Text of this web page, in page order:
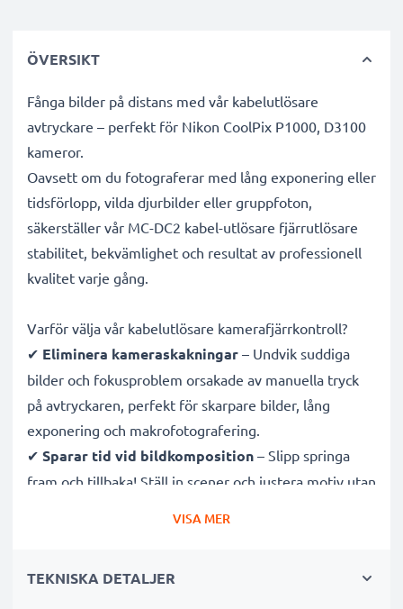
ÖVERSIKT
Fånga bilder på distans med vår kabelutlösare
avtryckare – perfekt för Nikon CoolPix P1000, D3100
kameror.
Oavsett om du fotograferar med lång exponering eller
tidsförlopp, vilda djurbilder eller gruppfoton,
säkerställer vår MC-DC2 kabel-utlösare fjärrutlösare
stabilitet, bekvämlighet och resultat av professionell
kvalitet varje gång.
Varför välja vår kabelutlösare kamerafjärrkontroll?
✔ Eliminera kameraskakningar – Undvik suddiga
bilder och fokusproblem orsakade av manuella tryck
på avtryckaren, perfekt för skarpare bilder, lång
exponering och makrofotografering.
✔ Sparar tid vid bildkomposition – Slipp springa
fram och tillbaka! Ställ in scener och justera motiv utan
och fånga skarpa bilder vid astrofotografering och
VISA MER
TEKNISKA DETALJER